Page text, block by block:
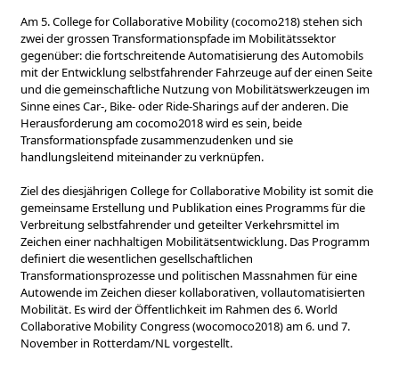
Am 5. College for Collaborative Mobility (cocomo218) stehen sich
zwei der grossen Transformationspfade im Mobilitätssektor
gegenüber: die fortschreitende Automatisierung des Automobils
mit der Entwicklung selbstfahrender Fahrzeuge auf der einen Seite
und die gemeinschaftliche Nutzung von Mobilitätswerkzeugen im
Sinne eines Car-, Bike- oder Ride-Sharings auf der anderen. Die
Herausforderung am cocomo2018 wird es sein, beide
Transformationspfade zusammenzudenken und sie
handlungsleitend miteinander zu verknüpfen.
Ziel des diesjährigen College for Collaborative Mobility ist somit die
gemeinsame Erstellung und Publikation eines Programms für die
Verbreitung selbstfahrender und geteilter Verkehrsmittel im
Zeichen einer nachhaltigen Mobilitätsentwicklung. Das Programm
definiert die wesentlichen gesellschaftlichen
Transformationsprozesse und politischen Massnahmen für eine
Autowende im Zeichen dieser kollaborativen, vollautomatisierten
Mobilität. Es wird der Öffentlichkeit im Rahmen des 6. World
Collaborative Mobility Congress (wocomoco2018) am 6. und 7.
November in Rotterdam/NL vorgestellt.